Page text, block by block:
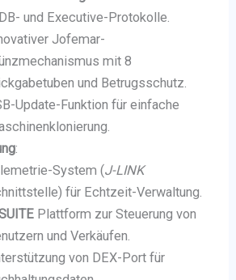
und Executive-Protokolle.
Jofemar-
mit 8
und Betrugsschutz.
Update-Funktion für einfache
:
System (J-LINK
für Echtzeit-Verwaltung.
Plattform zur Steuerung von
und Verkäufen.
von DEX-Port für